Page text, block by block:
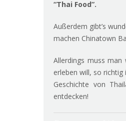
“Thai Food”.
Außerdem gibt’s
machen Chinatown
Allerdings muss man
erleben will, so
Geschichte von
entdecken!